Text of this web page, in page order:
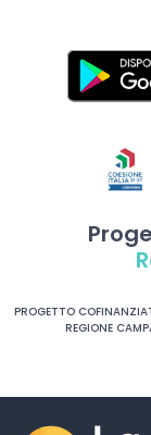
PROGETTO
REGIONE